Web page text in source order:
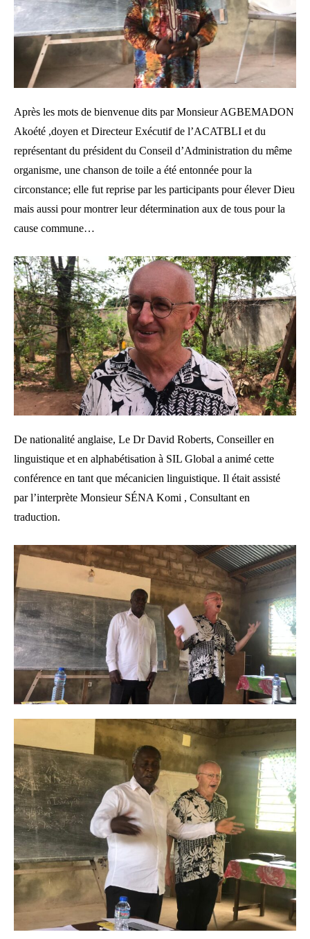
Après les mots de bienvenue dits par Monsieur AGBEMADON
Akoété ,doyen et Directeur Exécutif de l’ACATBLI et du
représentant du président du Conseil d’Administration du même
organisme, une chanson de toile a été entonnée pour la
circonstance; elle fut reprise par les participants pour élever Dieu
mais aussi pour montrer leur détermination aux de tous pour la
cause commune…
De nationalité anglaise, Le Dr David Roberts, Conseiller en
linguistique et en alphabétisation à SIL Global a animé cette
conférence en tant que mécanicien linguistique. Il était assisté
par l’interprète Monsieur SÉNA Komi , Consultant en
traduction.